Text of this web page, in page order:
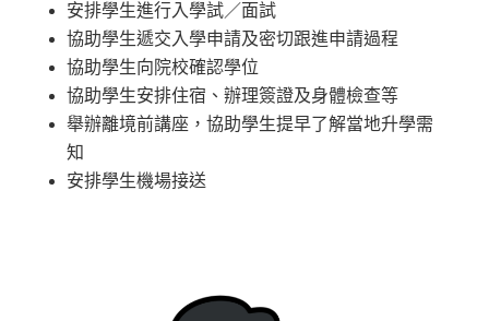
安排學生進行入學試／面試
協助學生遞交入學申請及密切跟進申請過程
協助學生向院校確認學位
協助學生安排住宿、辦理簽證及身體檢查等
舉辦離境前講座，協助學生提早了解當地升學需
知
安排學生機場接送